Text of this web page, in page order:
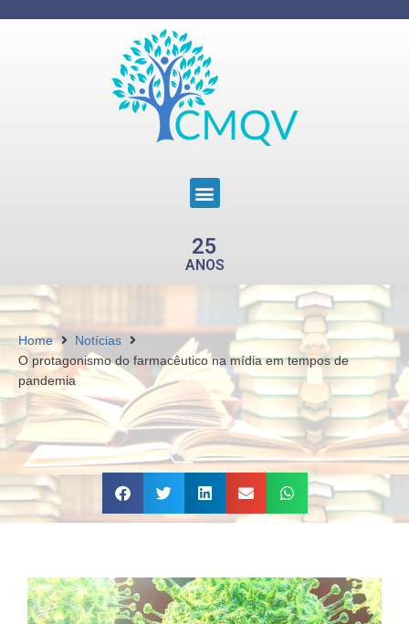
25
ANOS
Home
Notícias
O protagonismo do farmacêutico na mídia em tempos de
pandemia